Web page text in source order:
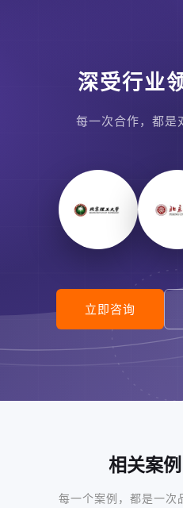
深受行业
每一次合作，都是
立即咨询
相关案例
每一个案例，都是一次